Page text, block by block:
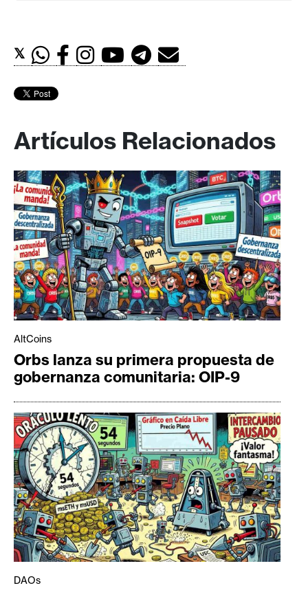
𝕏
Artículos Relacionados
AltCoins
Orbs lanza su primera propuesta de
gobernanza comunitaria: OIP-9
DAOs